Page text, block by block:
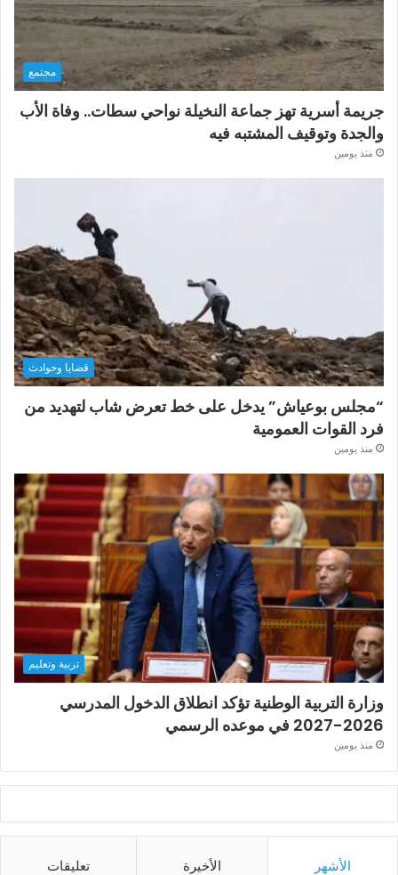
مجتمع
جريمة أسرية تهز جماعة النخيلة نواحي سطات.. وفاة الأب
والجدة وتوقيف المشتبه فيه
منذ يومين
قضايا وحوادث
“مجلس بوعياش” يدخل على خط تعرض شاب لتهديد من
فرد القوات العمومية
منذ يومين
تربية وتعليم
وزارة التربية الوطنية تؤكد انطلاق الدخول المدرسي
2026-2027 في موعده الرسمي
منذ يومين
الأشهر الأخيرة تعليقات